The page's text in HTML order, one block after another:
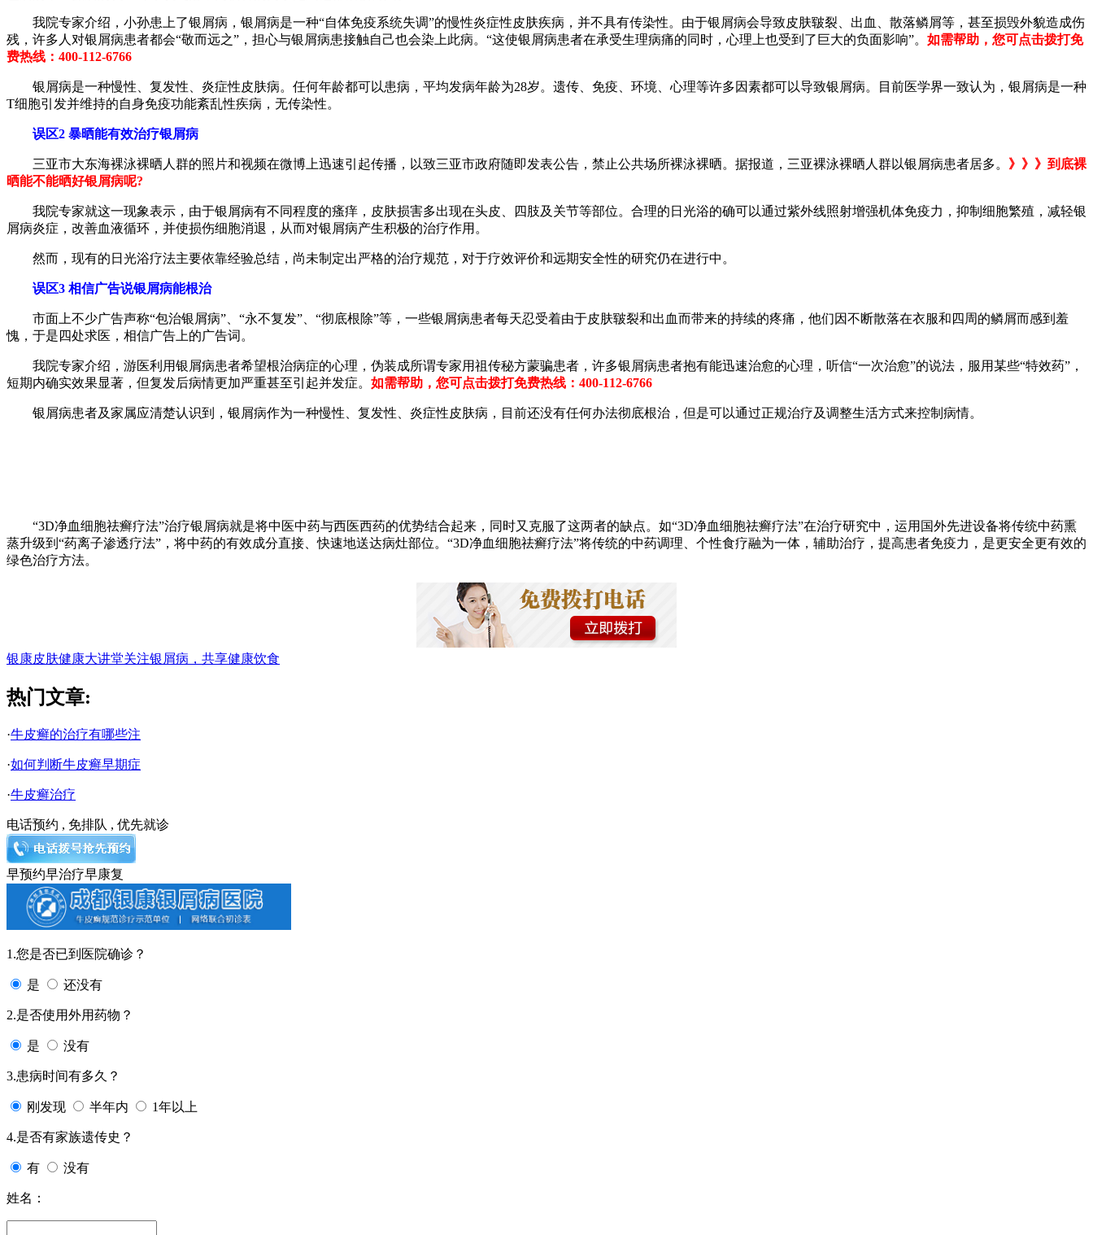
我院专家介绍，小孙患上了银屑病，银屑病是一种“自体免疫系统失调”的慢性炎症性皮肤疾病，并不具有传染性。由于银屑病会导致皮肤皲裂、出血、散落鳞屑等，甚至损毁外貌造成伤
残，许多人对银屑病患者都会“敬而远之”，担心与银屑病患接触自己也会染上此病。“这使银屑病患者在承受生理病痛的同时，心理上也受到了巨大的负面影响”。 如需帮助，您可点击拨打免
费热线：400-112-6766
银屑病是一种慢性、复发性、炎症性皮肤病。任何年龄都可以患病，平均发病年龄为28岁。遗传、免疫、环境、心理等许多因素都可以导致银屑病。目前医学界一致认为，银屑病是一种
T细胞引发并维持的自身免疫功能紊乱性疾病，无传染性。
误区2 暴晒能有效治疗银屑病
三亚市大东海裸泳裸晒人群的照片和视频在微博上迅速引起传播，以致三亚市政府随即发表公告，禁止公共场所裸泳裸晒。据报道，三亚裸泳裸晒人群以银屑病患者居多。 》》》到底裸
晒能不能晒好银屑病呢?
我院专家就这一现象表示，由于银屑病有不同程度的瘙痒，皮肤损害多出现在头皮、四肢及关节等部位。合理的日光浴的确可以通过紫外线照射增强机体免疫力，抑制细胞繁殖，减轻银
屑病炎症，改善血液循环，并使损伤细胞消退，从而对银屑病产生积极的治疗作用。
然而，现有的日光浴疗法主要依靠经验总结，尚未制定出严格的治疗规范，对于疗效评价和远期安全性的研究仍在进行中。
误区3 相信广告说银屑病能根治
市面上不少广告声称“包治银屑病”、“永不复发”、“彻底根除”等，一些银屑病患者每天忍受着由于皮肤皲裂和出血而带来的持续的疼痛，他们因不断散落在衣服和四周的鳞屑而感到羞
愧，于是四处求医，相信广告上的广告词。
我院专家介绍，游医利用银屑病患者希望根治病症的心理，伪装成所谓专家用祖传秘方蒙骗患者，许多银屑病患者抱有能迅速治愈的心理，听信“一次治愈”的说法，服用某些“特效药”，
短期内确实效果显著，但复发后病情更加严重甚至引起并发症。 如需帮助，您可点击拨打免费热线：400-112-6766
银屑病患者及家属应清楚认识到，银屑病作为一种慢性、复发性、炎症性皮肤病，目前还没有任何办法彻底根治，但是可以通过正规治疗及调整生活方式来控制病情。
“3D净血细胞祛癣疗法”治疗银屑病就是将中医中药与西医西药的优势结合起来，同时又克服了这两者的缺点。如“3D净血细胞祛癣疗法”在治疗研究中，运用国外先进设备将传统中药熏
蒸升级到“药离子渗透疗法”，将中药的有效成分直接、快速地送达病灶部位。“3D净血细胞祛癣疗法”将传统的中药调理、个性食疗融为一体，辅助治疗，提高患者免疫力，是更安全更有效的
绿色治疗方法。
银康皮肤健康大讲堂关注银屑病，共享健康饮食
热门文章:
·牛皮癣的治疗有哪些注
·如何判断牛皮癣早期症
·牛皮癣治疗
电话预约 , 免排队 , 优先就诊
早预约早治疗早康复
1.您是否已到医院确诊？
是 还没有
2.是否使用外用药物？
是 没有
3.患病时间有多久？
刚发现 半年内 1年以上
4.是否有家族遗传史？
有 没有
姓名：